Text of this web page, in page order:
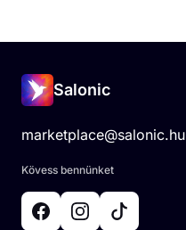
Salonic
marketplace@salonic.hu
Kövess bennünket